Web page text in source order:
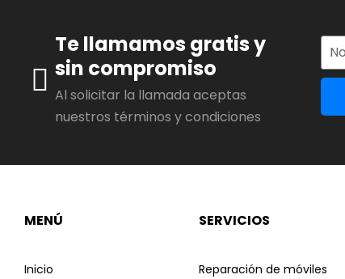
Te llamamos gratis y
sin compromiso
Al solicitar la llamada aceptas
nuestros términos y condiciones
MENÚ
Inicio
SERVICIOS
Reparación de móviles